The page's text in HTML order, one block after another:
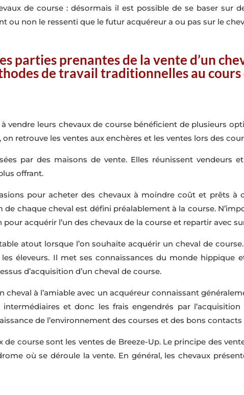
de course : désormais il est possible de se baser sur
ou non le ressenti que le futur acquéreur a ou pas sur le
parties prenantes de la vente d’un
de travail traditionnelles au cours
vendre leurs chevaux de course bénéficient de plusieurs
retrouve les ventes aux enchères et les ventes lors des
par des maisons de vente. Elles réunissent vendeurs
offrant.
pour acheter des chevaux à moindre coût et prêts à
chaque cheval est défini préalablement à la course.
pour acquérir l’un des chevaux de la course et repartir avec
atout lorsque l’on souhaite acquérir un cheval de
éleveurs. Il met ses connaissances du monde hippique
d’acquisition d’un cheval de course.
cheval à l’amiable avec un acquéreur connaissant
et donc les frais engendrés par
de l’environnement des courses et des bons
de course sont les ventes de Breeze-Up. Le principe des
où se déroule la vente. En général, les chevaux